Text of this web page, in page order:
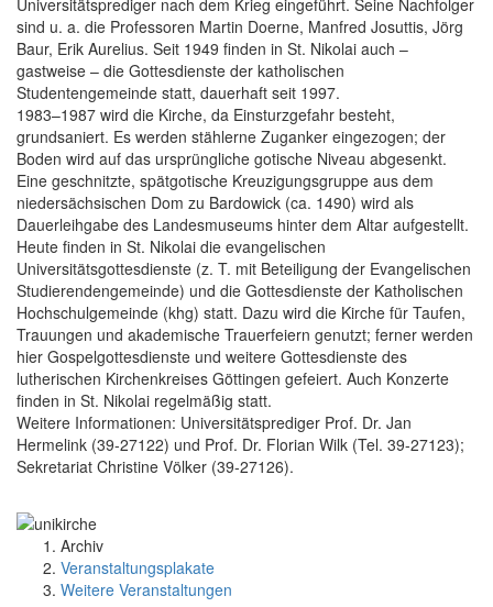
sind u. a. die Professoren Martin Doerne, Manfred Josuttis, Jörg
Baur, Erik Aurelius. Seit 1949 finden in St. Nikolai auch –
gastweise – die Gottesdienste der katholischen
Studentengemeinde statt, dauerhaft seit 1997.
1983–1987 wird die Kirche, da Einsturzgefahr besteht,
grundsaniert. Es werden stählerne Zuganker eingezogen; der
Boden wird auf das ursprüngliche gotische Niveau abgesenkt.
Eine geschnitzte, spätgotische Kreuzigungsgruppe aus dem
niedersächsischen Dom zu Bardowick (ca. 1490) wird als
Dauerleihgabe des Landesmuseums hinter dem Altar aufgestellt.
Heute finden in St. Nikolai die evangelischen
Universitätsgottesdienste (z. T. mit Beteiligung der Evangelischen
Studierendengemeinde) und die Gottesdienste der Katholischen
Hochschulgemeinde (khg) statt. Dazu wird die Kirche für Taufen,
Trauungen und akademische Trauerfeiern genutzt; ferner werden
hier Gospelgottesdienste und weitere Gottesdienste des
lutherischen Kirchenkreises Göttingen gefeiert. Auch Konzerte
finden in St. Nikolai regelmäßig statt.
Weitere Informationen: Universitätsprediger Prof. Dr. Jan
Hermelink (39-27122) und Prof. Dr. Florian Wilk (Tel. 39-27123);
Sekretariat Christine Völker (39-27126).
Archiv
Veranstaltungsplakate
Weitere Veranstaltungen